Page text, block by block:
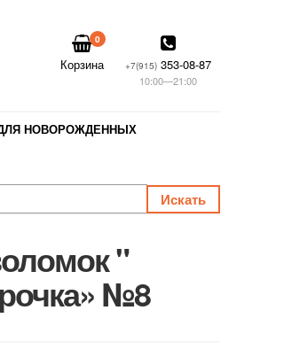
0
Корзина +7(915) 353-08-87
10:00—21:00
НОВОРОЖДЕННЫХ
"
№8